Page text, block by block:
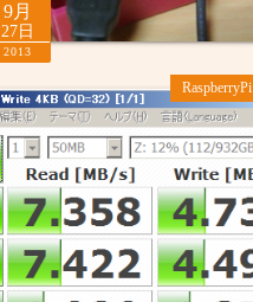
9月
27日
2013
RaspberryPi